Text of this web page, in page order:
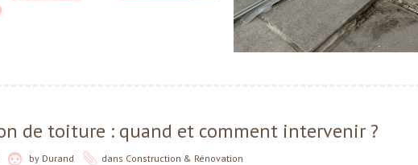
de toiture : quand et comment intervenir ?
by Durand dans Construction & Rénovation